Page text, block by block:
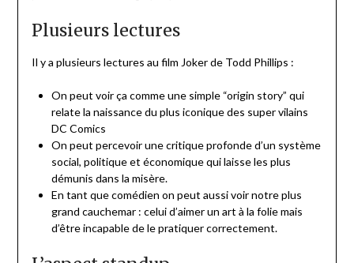
Plusieurs lectures
Il y a plusieurs lectures au film Joker de Todd Phillips :
On peut voir ça comme une simple “origin story” qui
relate la naissance du plus iconique des super vilains
DC Comics
On peut percevoir une critique profonde d’un système
social, politique et économique qui laisse les plus
démunis dans la misère.
En tant que comédien on peut aussi voir notre plus
grand cauchemar : celui d’aimer un art à la folie mais
d’être incapable de le pratiquer correctement.